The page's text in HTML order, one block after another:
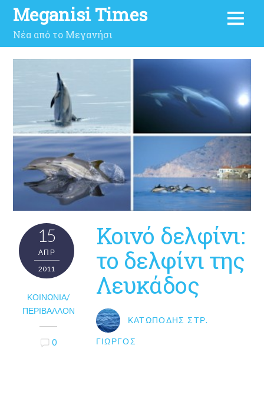
Meganisi Times
Νέα από το Μεγανήσι
15
ΑΠΡ
2011
ΚΟΙΝΩΝΊΑ/
ΠΕΡΙΒΆΛΛΟΝ
0
Κοινό δελφίνι:
το δελφίνι της
Λευκάδος
ΚΑΤΩΠΌΔΗΣ ΣΤΡ.
ΓΙΏΡΓΟΣ